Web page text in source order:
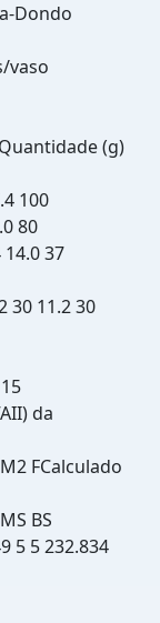
Dondo
vaso
(g)
100
80
14.0 37
30 11.2 30
da
FCalculado
BS
5 5 232.834